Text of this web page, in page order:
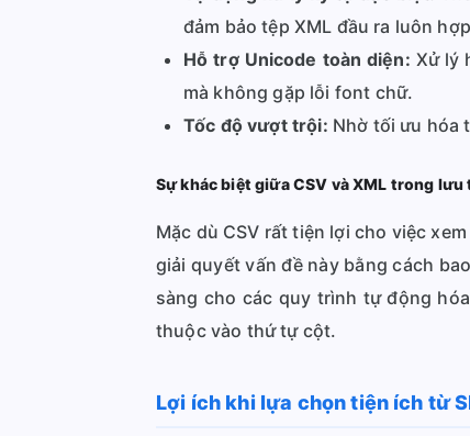
đảm bảo tệp XML đầu ra luôn
Hỗ trợ Unicode toàn diện: Xử lý
mà không gặp lỗi font chữ.
Tốc độ vượt trội: Nhờ tối ưu hóa
Sự khác biệt giữa CSV và XML trong
Mặc dù CSV rất tiện lợi cho việc
giải quyết vấn đề này bằng cách
sàng cho các quy trình tự động
thuộc vào thứ tự cột.
Lợi ích khi lựa chọn tiện ích từ